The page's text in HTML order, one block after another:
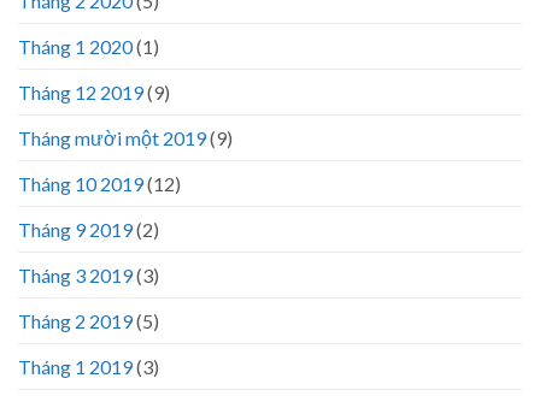
Tháng 1 2020(1)
Tháng 12 2019(9)
Tháng mười một 2019(9)
Tháng 10 2019(12)
Tháng 9 2019(2)
Tháng 3 2019(3)
Tháng 2 2019(5)
Tháng 1 2019(3)